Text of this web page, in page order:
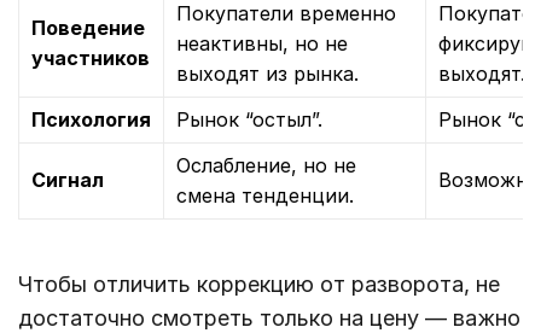
Поведение
участников
Покупатели временно
неактивны, но не
выходят из рынка.
выходят.
Психология
Рынок “остыл”. Рынок
Сигнал
Ослабление, но не
смена тенденции.
Чтобы отличить коррекцию от разворота, не
достаточно смотреть только на цену — важно